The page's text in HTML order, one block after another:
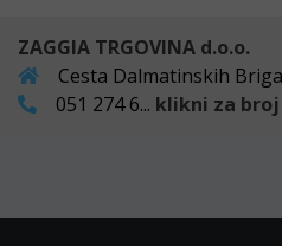
ZAGGIA TRGOVINA d.o.o.
Cesta Dalmatinskih
051 274 6... klikni za broj